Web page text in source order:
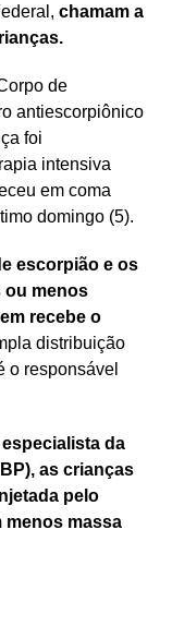
chamam a
de
antiescorpiônico
foi
intensiva
em coma
domingo (5).
escorpião e os
ou menos
recebe o
distribuição
o responsável
da
as crianças
pelo
menos massa